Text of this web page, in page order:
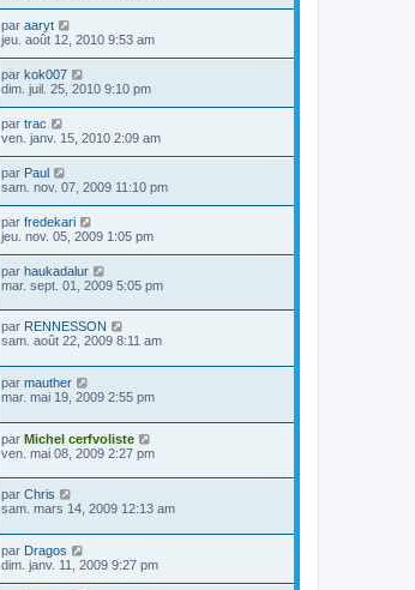
par aaryt
jeu. août 12, 2010 9:53 am
par kok007
dim. juil. 25, 2010 9:10 pm
par trac
ven. janv. 15, 2010 2:09 am
par Paul
sam. nov. 07, 2009 11:10 pm
par fredekari
jeu. nov. 05, 2009 1:05 pm
par haukadalur
mar. sept. 01, 2009 5:05 pm
par RENNESSON
sam. août 22, 2009 8:11 am
par mauther
mar. mai 19, 2009 2:55 pm
par Michel cerfvoliste
ven. mai 08, 2009 2:27 pm
par Chris
sam. mars 14, 2009 12:13 am
par Dragos
dim. janv. 11, 2009 9:27 pm